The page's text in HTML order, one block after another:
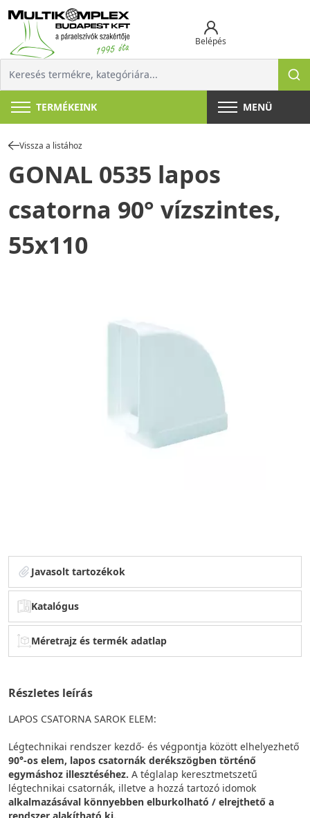
Belépés
TERMÉKEINK MENÜ
Vissza a listához
GONAL 0535 lapos
csatorna 90° vízszintes,
55x110
Javasolt tartozékok
Katalógus
Méretrajz és termék adatlap
Részletes leírás
LAPOS CSATORNA SAROK ELEM:
Légtechnikai rendszer kezdő- és végpontja között elhelyezhető
90°-os elem, lapos csatornák derékszögben történő
egymáshoz illesztéséhez. A téglalap keresztmetszetű
légtechnikai csatornák, illetve a hozzá tartozó idomok
alkalmazásával könnyebben elburkolható / elrejthető a
rendszer alakítható ki.